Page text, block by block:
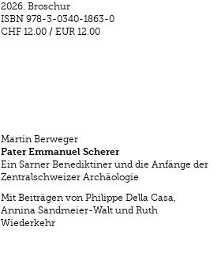
2026. Broschur
ISBN 978-3-0340-1863-0
CHF 12.00 /EUR 12.00
Martin Berweger
Pater Emmanuel Scherer
Ein Sarner Benediktiner und die Anfänge der
Zentralschweizer Archäologie
Mit Beiträgen von Philippe Della Casa,
Annina Sandmeier-Walt und Ruth
Wiederkehr